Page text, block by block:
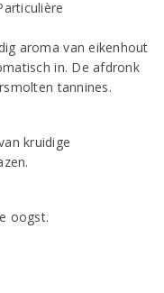
aroma van eikenhout
in. De afdronk
tannines.
kruidige
oogst.